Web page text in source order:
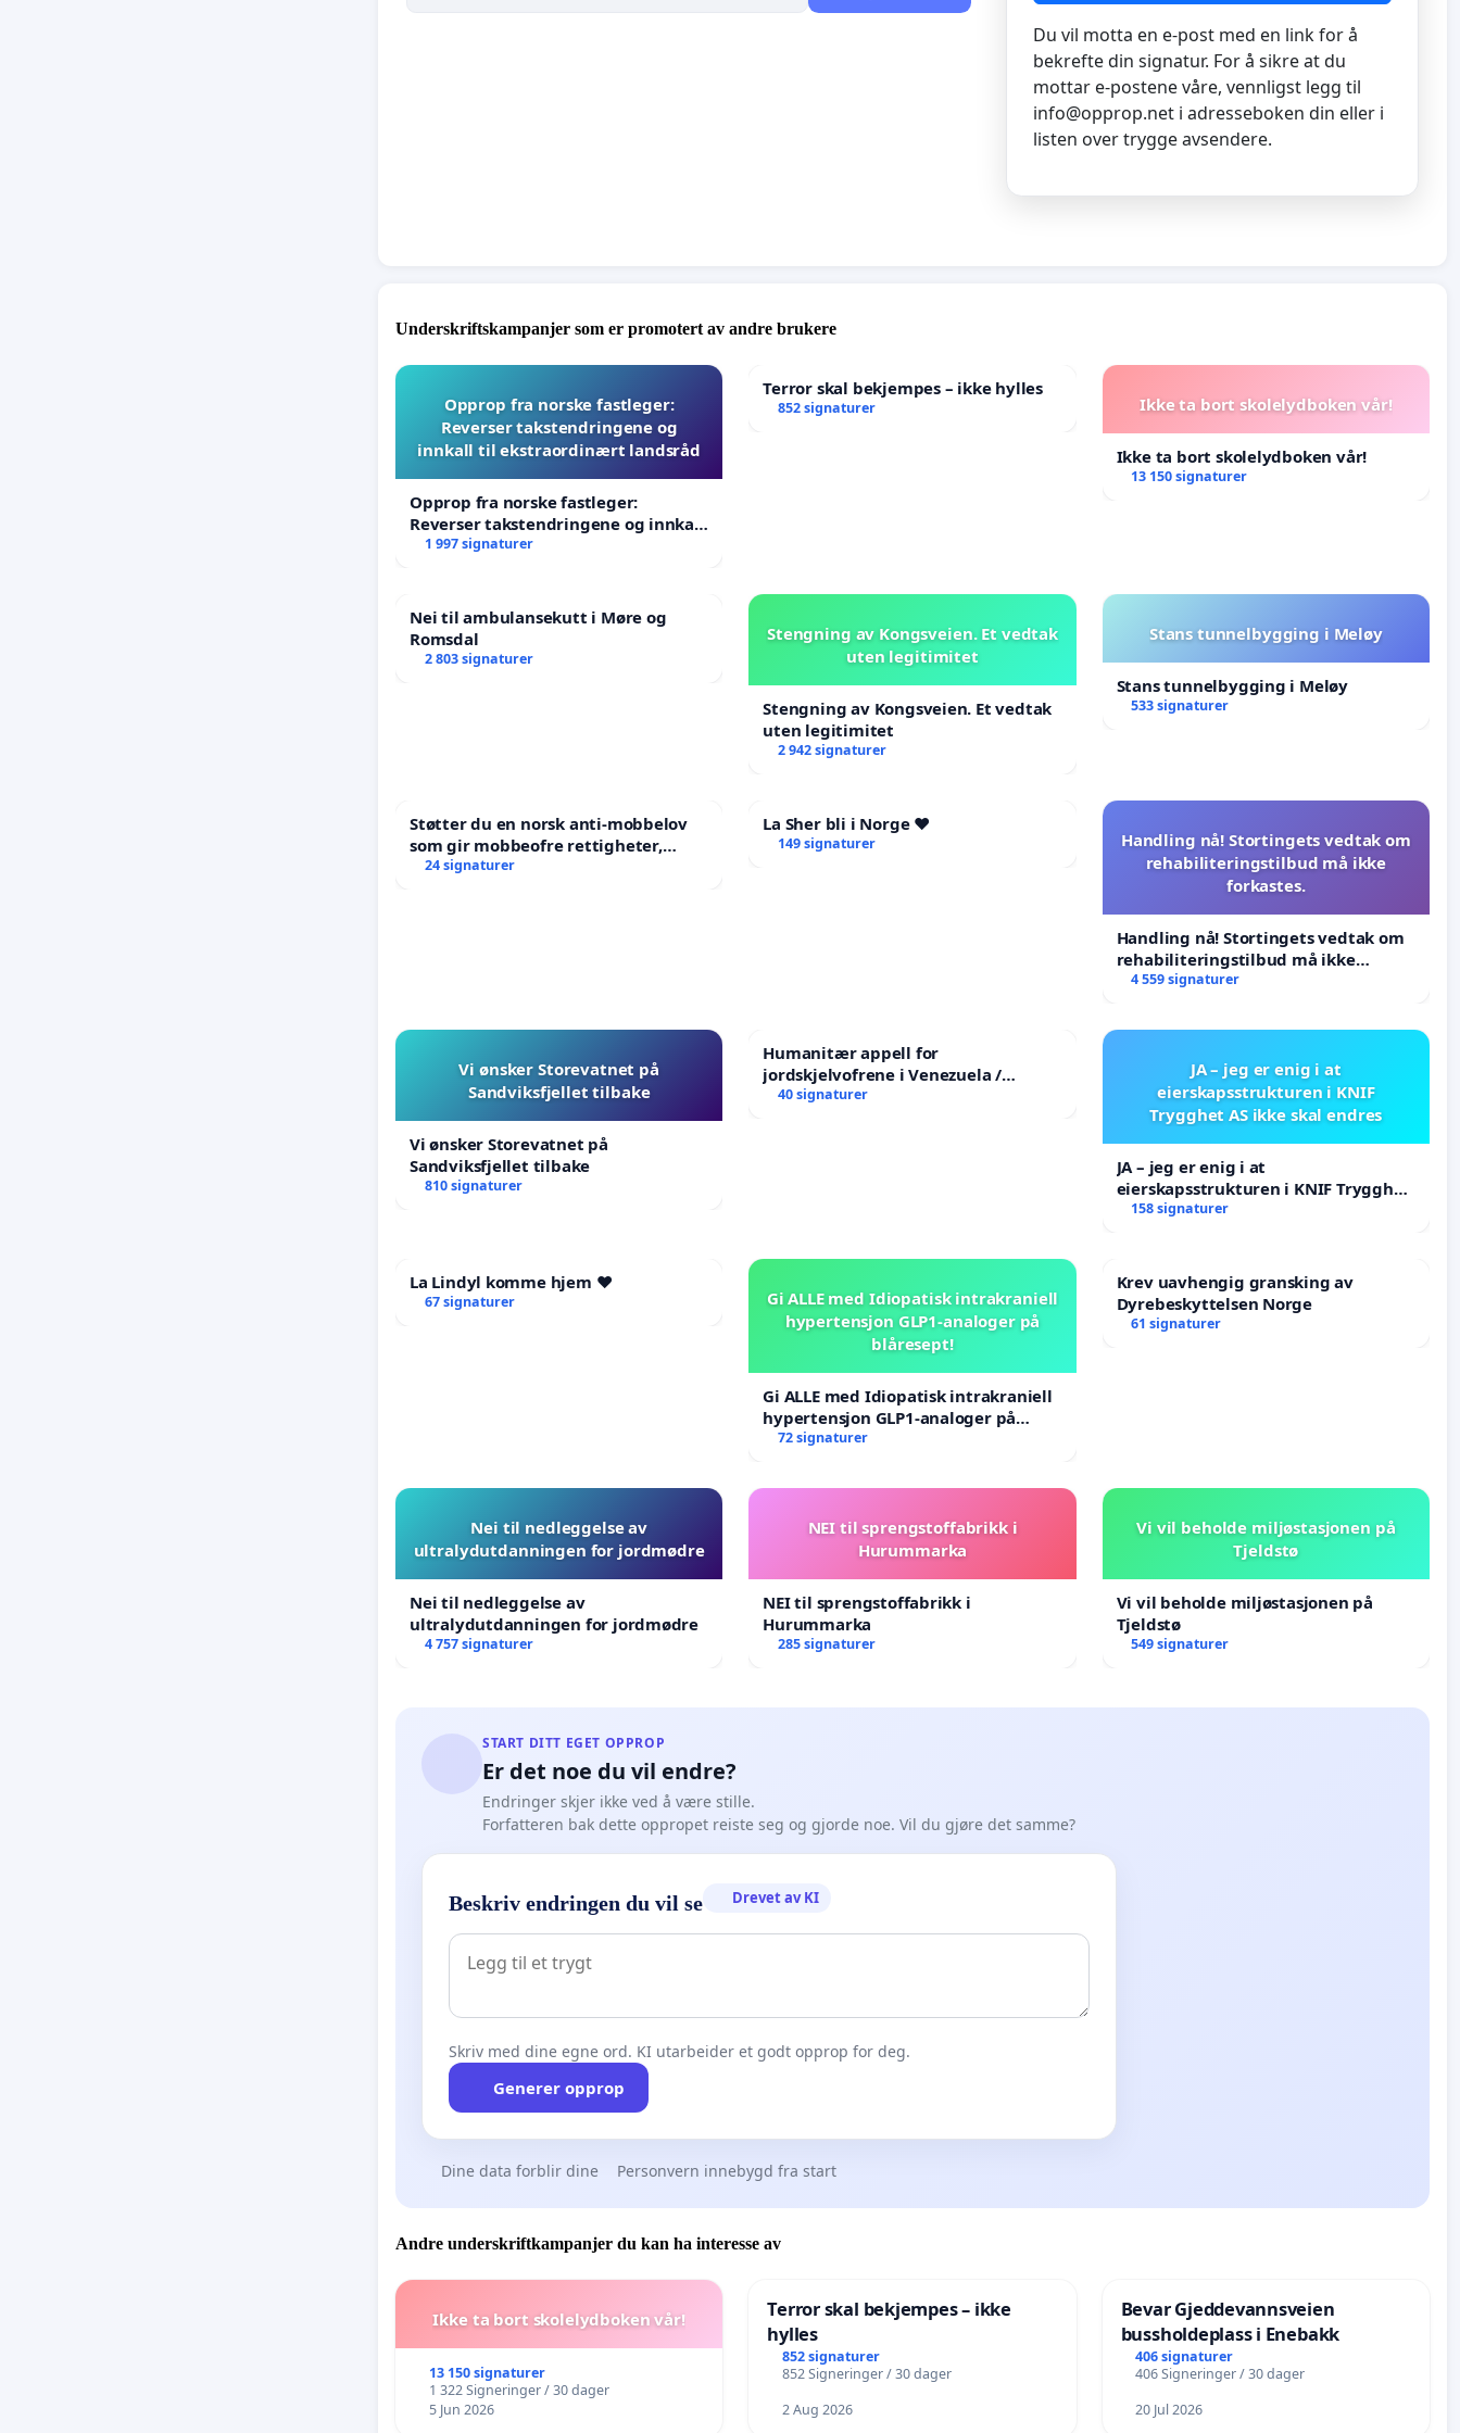
Du vil motta en e-post med en link for å
bekrefte din signatur. For å sikre at du
mottar e-postene våre, vennligst legg til
info@opprop.net i adresseboken din eller i
listen over trygge avsendere.
Underskriftskampanjer som er promotert av andre brukere
Opprop fra norske fastleger:
Reverser takstendringene og
innkall til ekstraordinært landsråd
Opprop fra norske fastleger:
Reverser takstendringene og innkall
til ekstraordinært landsråd
1 997 signaturer
Terror skal bekjempes – ikke hylles
852 signaturer Ikke ta bort skolelydboken vår!
Ikke ta bort skolelydboken vår!
13 150 signaturer
Nei til ambulansekutt i Møre og
Romsdal
2 803 signaturer
Stengning av Kongsveien. Et vedtak
uten legitimitet
Stengning av Kongsveien. Et vedtak
uten legitimitet
2 942 signaturer
Stans tunnelbygging i Meløy
Stans tunnelbygging i Meløy
533 signaturer
Støtter du en norsk anti-mobbelov
som gir mobbeofre rettigheter,
oppreisning og hjelp?
24 signaturer
La Sher bli i Norge ❤️
149 signaturer
Handling nå! Stortingets vedtak om
rehabiliteringstilbud må ikke
forkastes.
Handling nå! Stortingets vedtak om
rehabiliteringstilbud må ikke
forkastes.
4 559 signaturer
Vi ønsker Storevatnet på
Sandviksfjellet tilbake
Vi ønsker Storevatnet på
Sandviksfjellet tilbake
810 signaturer
Humanitær appell for
jordskjelvofrene i Venezuela /
Humanitarian Appeal for the
40 signaturer
JA – jeg er enig i at
eierskapsstrukturen i KNIF
Trygghet AS ikke skal endres
JA – jeg er enig i at
eierskapsstrukturen i KNIF Trygghet
AS ikke skal endres
158 signaturer
La Lindyl komme hjem ❤️
67 signaturer
Gi ALLE med Idiopatisk intrakraniell
hypertensjon GLP1-analoger på
blåresept!
Gi ALLE med Idiopatisk intrakraniell
hypertensjon GLP1-analoger på
blåresept!
72 signaturer
Krev uavhengig gransking av
Dyrebeskyttelsen Norge
61 signaturer
Nei til nedleggelse av
ultralydutdanningen for jordmødre
Nei til nedleggelse av
ultralydutdanningen for jordmødre
4 757 signaturer
NEI til sprengstoffabrikk i
Hurummarka
NEI til sprengstoffabrikk i
Hurummarka
285 signaturer
Vi vil beholde miljøstasjonen på
Tjeldstø
Vi vil beholde miljøstasjonen på
Tjeldstø
549 signaturer
START DITT EGET OPPROP
Er det noe du vil endre?
Endringer skjer ikke ved å være stille.
Forfatteren bak dette oppropet reiste seg og gjorde noe. Vil du gjøre det samme?
Beskriv endringen du vil se Drevet av KI
Skriv med dine egne ord. KI utarbeider et godt opprop for deg.
Generer opprop
Dine data forblir dine Personvern innebygd fra start
Andre underskriftkampanjer du kan ha interesse av
Ikke ta bort skolelydboken vår!
13 150 signaturer
1 322 Signeringer / 30 dager
5 Jun 2026
Terror skal bekjempes – ikke
hylles
852 signaturer
852 Signeringer / 30 dager
2 Aug 2026
Bevar Gjeddevannsveien
bussholdeplass i Enebakk
406 signaturer
406 Signeringer / 30 dager
20 Jul 2026